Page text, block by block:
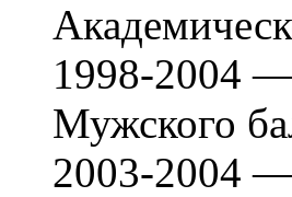
1998-2004 —
Мужского
2003-2004 —